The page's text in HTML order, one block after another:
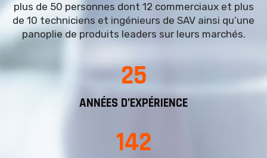
plus de 50 personnes dont 12 commerciaux et plus
de 10 techniciens et ingénieurs de SAV ainsi qu’une
panoplie de produits leaders sur leurs marchés.
25
ANNÉES D’EXPÉRIENCE
142